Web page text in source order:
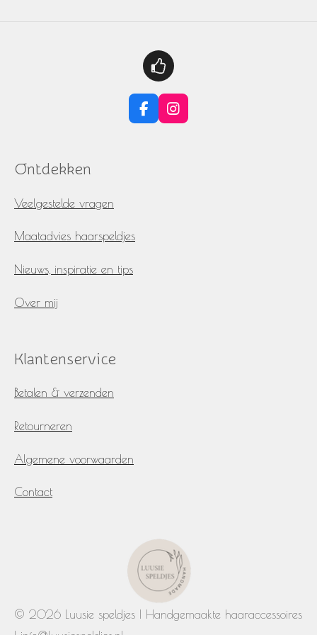
F
a
I
n
Ontdekken
Veelgestelde vragen
Maatadvies haarspeldjes
Nieuws, inspiratie en tips
Over mij
Klantenservice
Betalen & verzenden
Retourneren
Algemene voorwaarden
Contact
© 2026 Luusie speldjes | Handgemaakte haaraccessoires